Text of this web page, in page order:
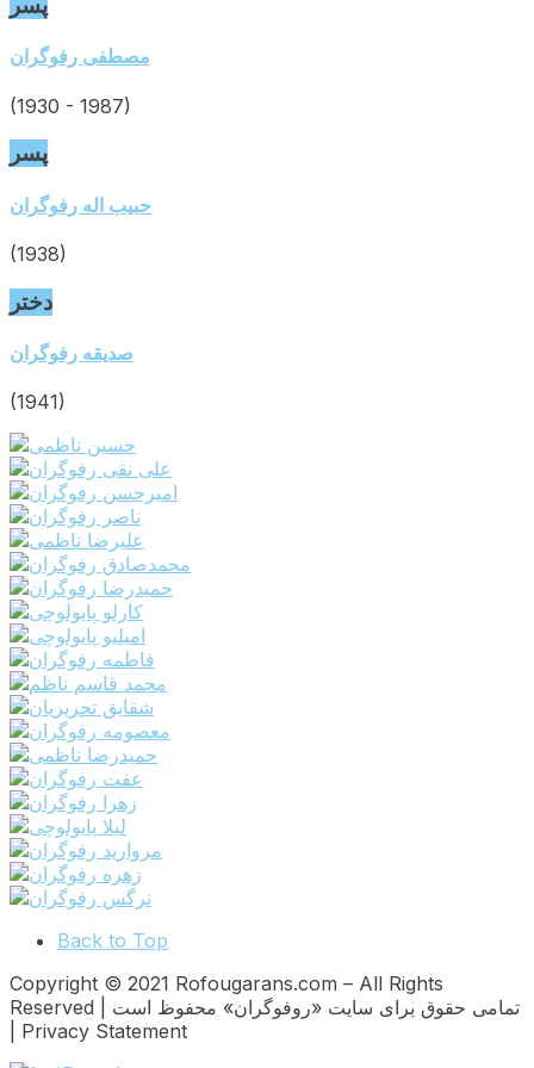
page
پسر
Go
profile
مصطفی رفوگران
(1930 - 1987)
پسر
Go
profile
حبیب اله رفوگران
(1938)
دختر
Go
profile
صدیقه رفوگران
(1941)
Back to Top
Copyright © 2021 Rofougarans.com – All Rights
Reserved | تمامی حقوق برای سایت «روفوگران» محفوظ است
| Privacy Statement